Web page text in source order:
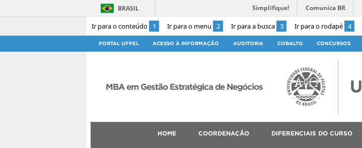
Ir para o conteúdo 1 Ir para o menu 2 Ir para a busca 3 Ir para o rodapé 4
BRASIL Simplifique! Comunica BR
PORTAL UFPEL ACESSO À INFORMAÇÃO AUDITORIA COBALTO CONCURSOS
MBA em Gestão Estratégica de Negócios
HOME COORDENAÇÃO DIFERENCIAIS DO CURSO